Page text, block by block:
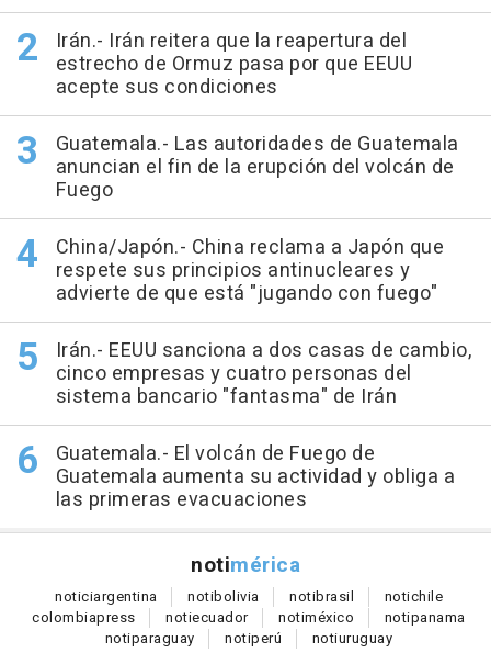
Irán.- Irán reitera que la reapertura del
estrecho de Ormuz pasa por que EEUU
acepte sus condiciones
Guatemala.- Las autoridades de Guatemala
anuncian el fin de la erupción del volcán de
Fuego
China/Japón.- China reclama a Japón que
respete sus principios antinucleares y
advierte de que está "jugando con fuego"
Irán.- EEUU sanciona a dos casas de cambio,
cinco empresas y cuatro personas del
sistema bancario "fantasma" de Irán
Guatemala.- El volcán de Fuego de
Guatemala aumenta su actividad y obliga a
las primeras evacuaciones
notimérica
noticiargentina notibolivia notibrasil notichile
colombiapress notiecuador notiméxico notipanama
notiparaguay notiperú notiuruguay